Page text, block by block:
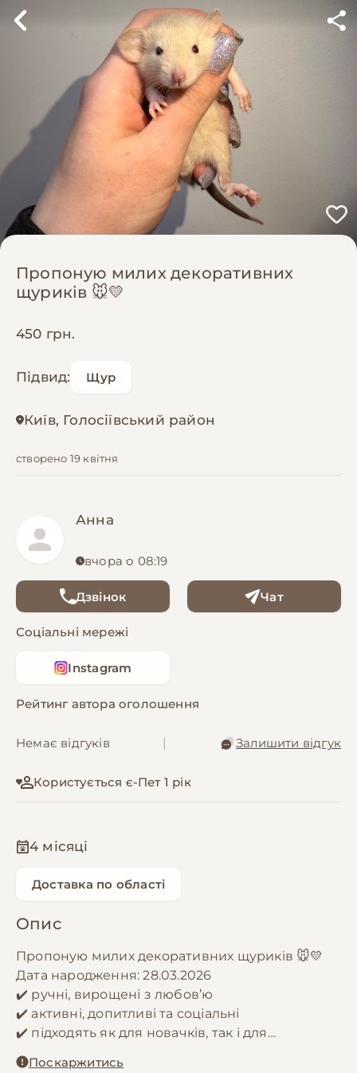
Пропоную милих декоративних
щуриків 🐭💛
450 грн.
Підвид: Щур
Київ, Голосіївський район
створено 19 квітня
Анна
вчора о 08:19
Дзвінок Чат
Соціальні мережі
Instagram
Рейтинг автора оголошення
Немає відгуків Залишити відгук
Користується є-Пет 1 рік
4 місяці
Доставка по області
Опис
Пропоную милих декоративних щуриків 🐭💛
Дата народження: 28.03.2026
✔️ ручні, вирощені з любов’ю
✔️ активні, допитливі та соціальні
✔️ підходять як для новачків, так і для
Поскаржитись